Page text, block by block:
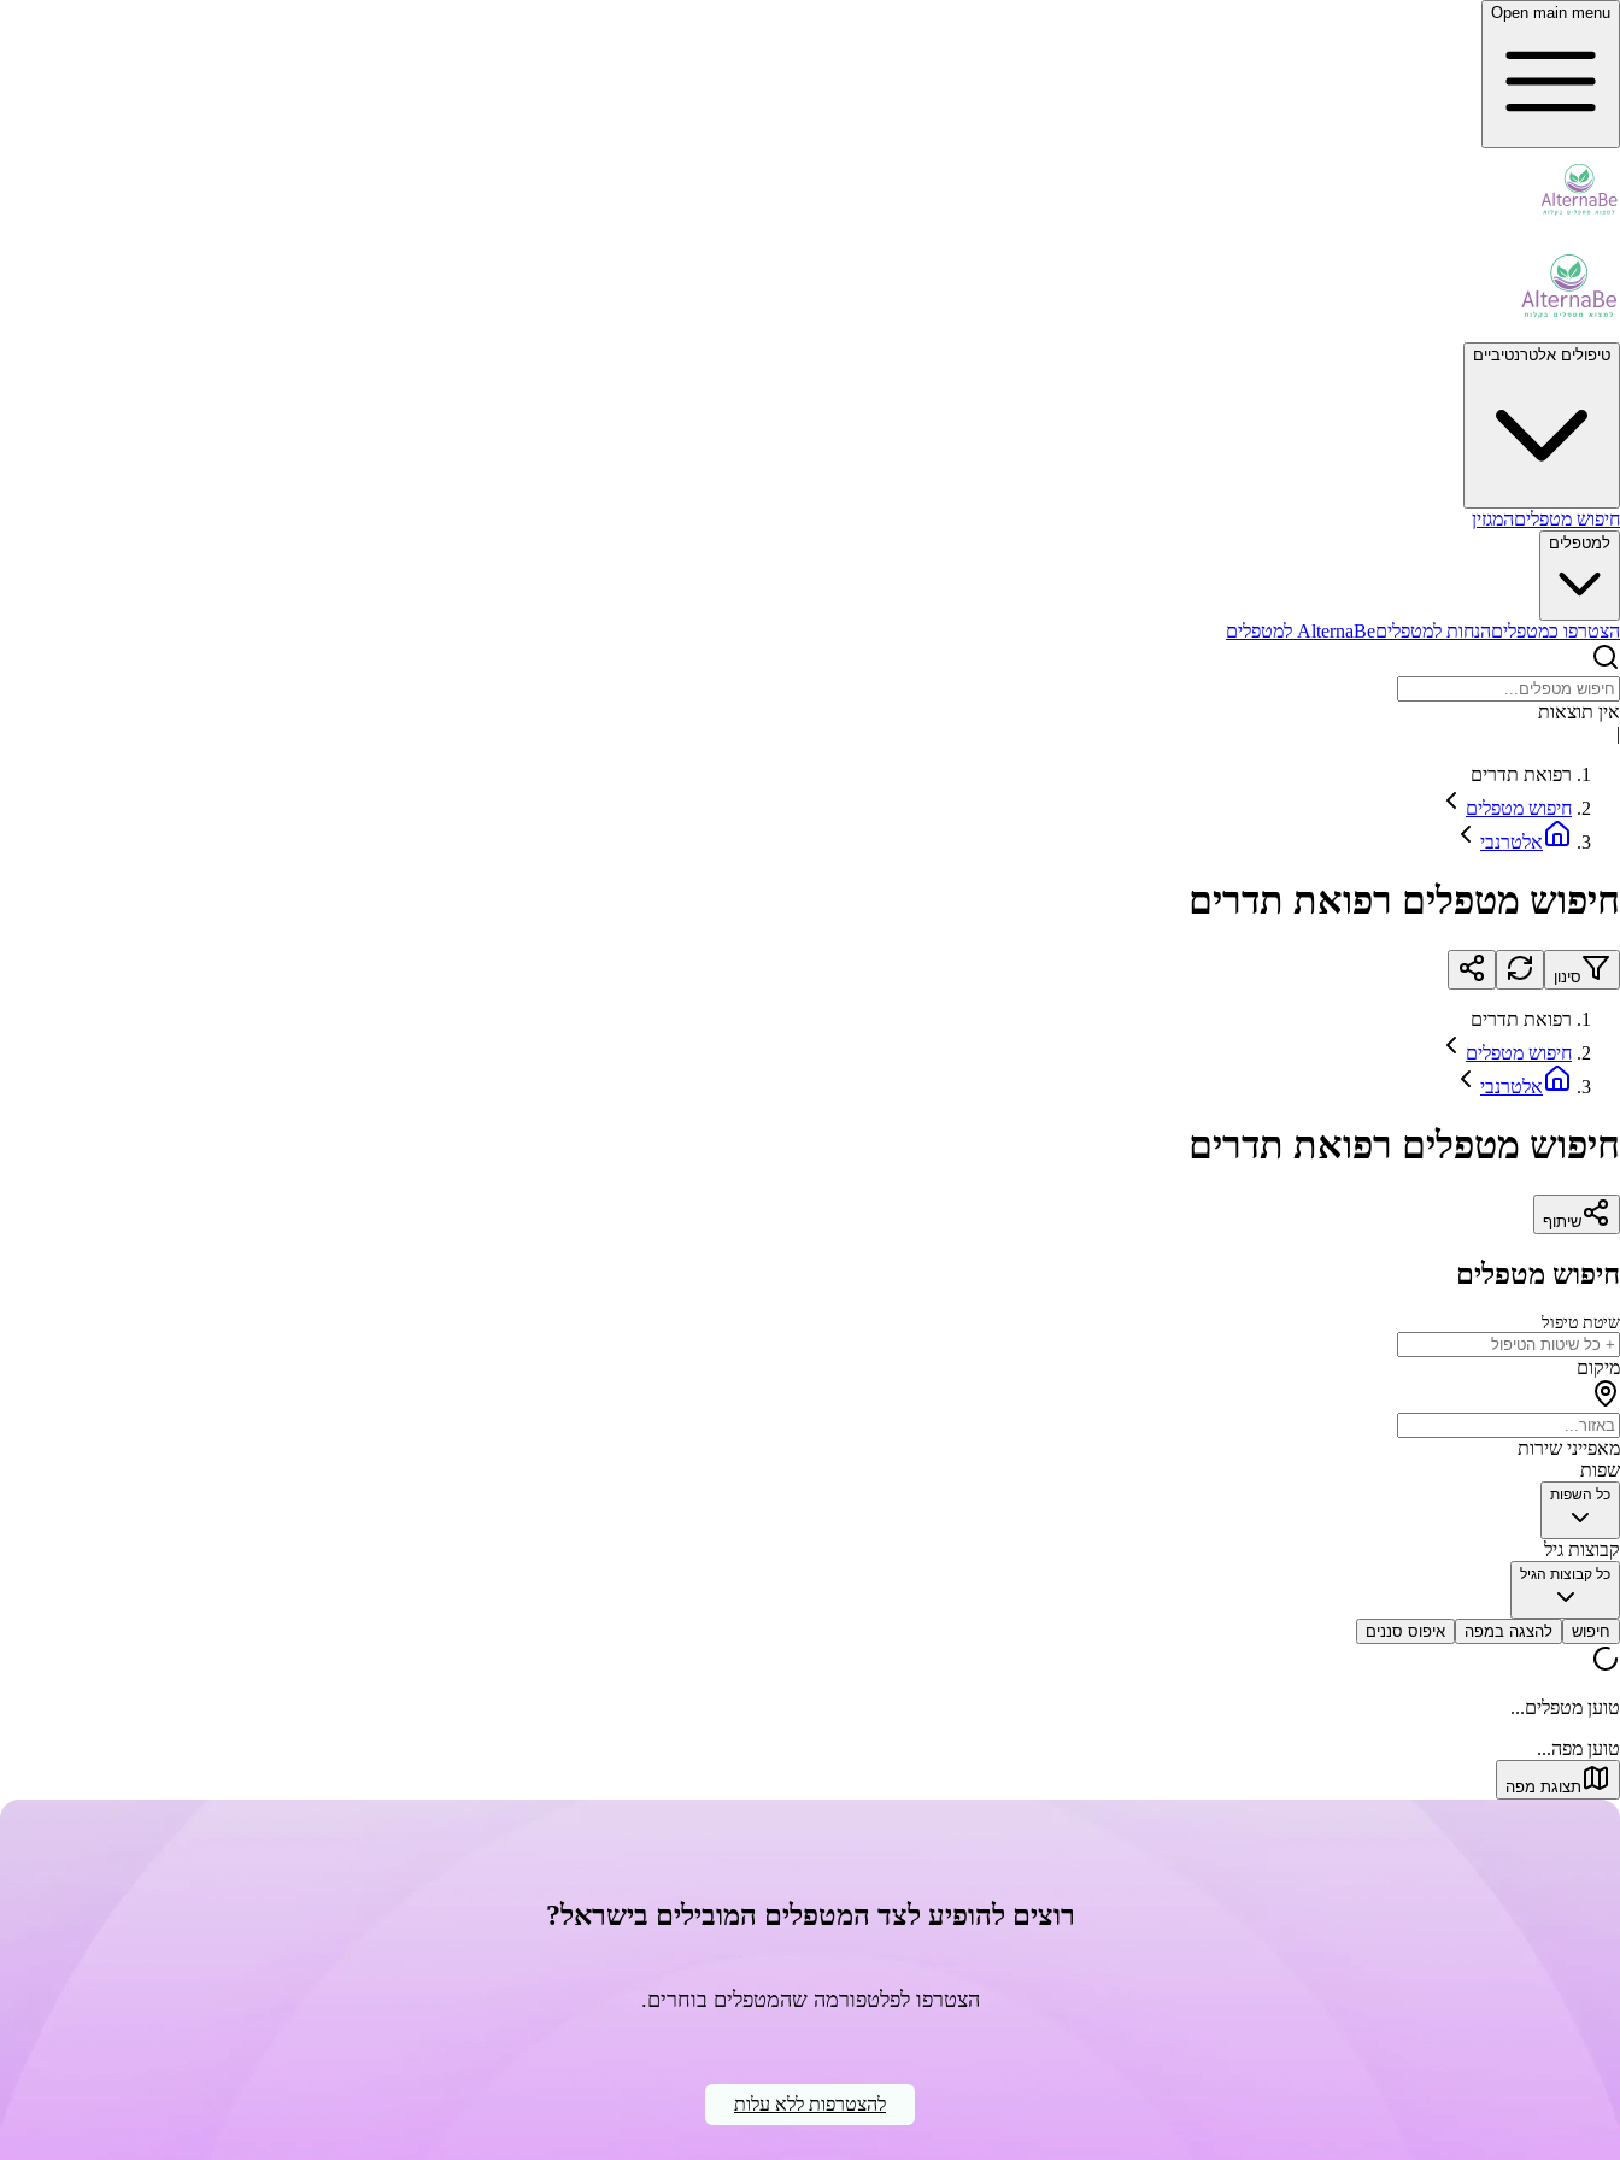
Open main menu
טיפולים אלטרנטיביים
חיפוש מטפליםהמגזין
למטפלים
הצטרפו כמטפליםהנחות למטפליםAlternaBe למטפלים
אין תוצאות
|
רפואת תדרים
חיפוש מטפלים
אלטרנבי
חיפוש מטפלים רפואת תדרים
סינון
רפואת תדרים
חיפוש מטפלים
אלטרנבי
חיפוש מטפלים רפואת תדרים
שיתוף
חיפוש מטפלים
שיטת טיפול
מיקום
מאפייני שירות
שפות
כל השפות
קבוצות גיל
כל קבוצות הגיל
חיפוש להצגה במפה איפוס סננים
טוען מטפלים...
טוען מפה...
תצוגת מפה
רוצים להופיע לצד המטפלים המובילים בישראל?
הצטרפו לפלטפורמה שהמטפלים בוחרים.
להצטרפות ללא עלות